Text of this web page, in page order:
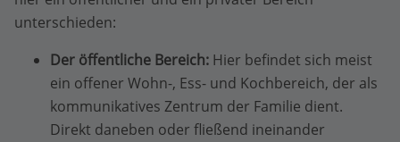
unterschieden:
Der öffentliche Bereich: Hier befindet sich meist
ein offener Wohn-, Ess- und Kochbereich, der als
kommunikatives Zentrum der Familie dient.
Direkt daneben oder fließend ineinander